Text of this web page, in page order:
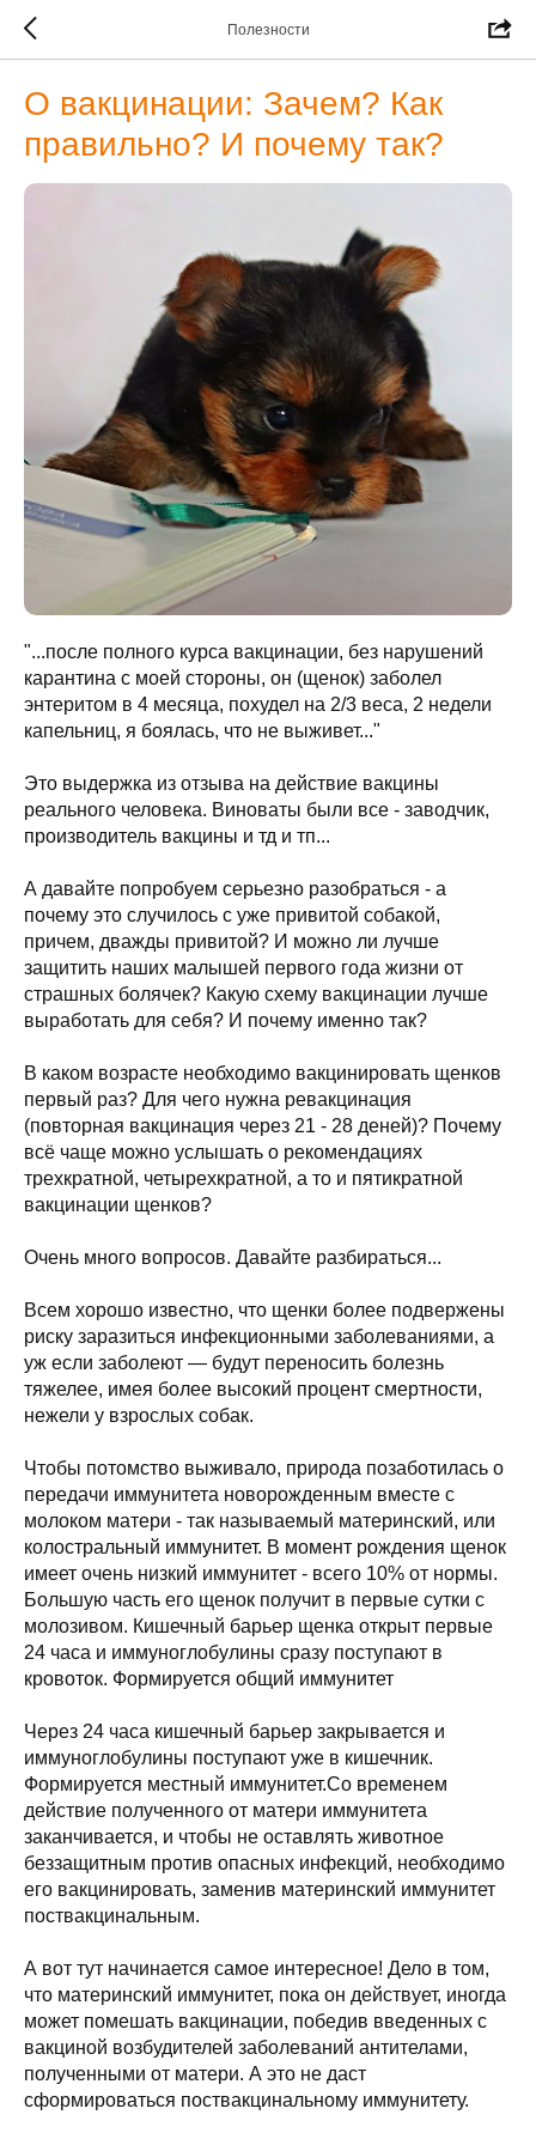
Полезности
О вакцинации: Зачем? Как
правильно? И почему так?
"...после полного курса вакцинации, без нарушений
карантина с моей стороны, он (щенок) заболел
энтеритом в 4 месяца, похудел на 2/3 веса, 2 недели
капельниц, я боялась, что не выживет..."
Это выдержка из отзыва на действие вакцины
реального человека. Виноваты были все - заводчик,
производитель вакцины и тд и тп...
А давайте попробуем серьезно разобраться - а
почему это случилось с уже привитой собакой,
причем, дважды привитой? И можно ли лучше
защитить наших малышей первого года жизни от
страшных болячек? Какую схему вакцинации лучше
выработать для себя? И почему именно так?
В каком возрасте необходимо вакцинировать щенков
первый раз? Для чего нужна ревакцинация
(повторная вакцинация через 21 - 28 деней)? Почему
всё чаще можно услышать о рекомендациях
трехкратной, четырехкратной, а то и пятикратной
вакцинации щенков?
Очень много вопросов. Давайте разбираться...
Всем хорошо известно, что щенки более подвержены
риску заразиться инфекционными заболеваниями, а
уж если заболеют — будут переносить болезнь
тяжелее, имея более высокий процент смертности,
нежели у взрослых собак.
Чтобы потомство выживало, природа позаботилась о
передачи иммунитета новорожденным вместе с
молоком матери - так называемый материнский, или
колостральный иммунитет. В момент рождения щенок
имеет очень низкий иммунитет - всего 10% от нормы.
Большую часть его щенок получит в первые сутки с
молозивом. Кишечный барьер щенка открыт первые
24 часа и иммуноглобулины сразу поступают в
кровоток. Формируется общий иммунитет
Через 24 часа кишечный барьер закрывается и
иммуноглобулины поступают уже в кишечник.
Формируется местный иммунитет.Со временем
действие полученного от матери иммунитета
заканчивается, и чтобы не оставлять животное
беззащитным против опасных инфекций, необходимо
его вакцинировать, заменив материнский иммунитет
поствакцинальным.
А вот тут начинается самое интересное! Дело в том,
что материнский иммунитет, пока он действует, иногда
может помешать вакцинации, победив введенных с
вакциной возбудителей заболеваний антителами,
полученными от матери. А это не даст
сформироваться поствакцинальному иммунитету.